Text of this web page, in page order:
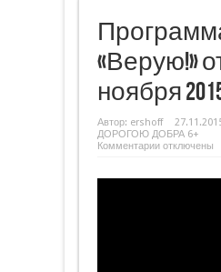
«Верую!»
ноября
Автор: ershoff
ДОРОГОЮ ДОБРА 6+
Комментариик
«Верую!»
отключены